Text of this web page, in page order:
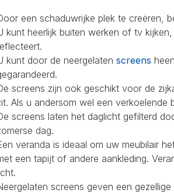
een schaduwrijke plek te creëren,
kunt heerlijk buiten werken of tv
kunt door de neergelaten screens
screens zijn ook geschikt voor de
Als u andersom wel een verkoelende
screens laten het daglicht gefilterd
dag.
veranda is ideaal om uw meubilair
een tapijt of andere aankleding.
screens geven een